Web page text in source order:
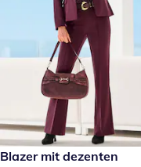
89,99 €
Blazer mit dezenten